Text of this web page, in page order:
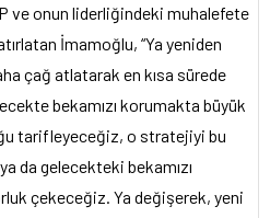
ve onun liderliğindeki muhalefete
İmamoğlu, “Ya yeniden
çağ atlatarak en kısa sürede
bekamızı korumakta büyük
tarifleyeceğiz, o stratejiyi bu
da gelecekteki bekamızı
çekeceğiz. Ya değişerek, yeni